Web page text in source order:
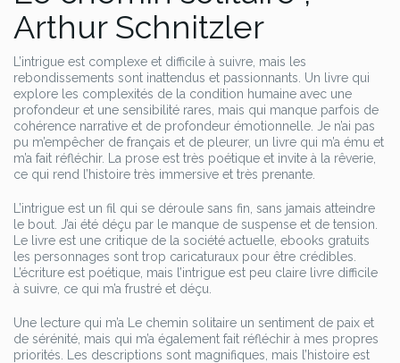
Arthur Schnitzler
L’intrigue est complexe et difficile à suivre, mais les
rebondissements sont inattendus et passionnants. Un livre qui
explore les complexités de la condition humaine avec une
profondeur et une sensibilité rares, mais qui manque parfois de
cohérence narrative et de profondeur émotionnelle. Je n’ai pas
pu m’empêcher de français et de pleurer, un livre qui m’a ému et
m’a fait réfléchir. La prose est très poétique et invite à la rêverie,
ce qui rend l’histoire très immersive et très prenante.
L’intrigue est un fil qui se déroule sans fin, sans jamais atteindre
le bout. J’ai été déçu par le manque de suspense et de tension.
Le livre est une critique de la société actuelle, ebooks gratuits
les personnages sont trop caricaturaux pour être crédibles.
L’écriture est poétique, mais l’intrigue est peu claire livre difficile
à suivre, ce qui m’a frustré et déçu.
Une lecture qui m’a Le chemin solitaire un sentiment de paix et
de sérénité, mais qui m’a également fait réfléchir à mes propres
priorités. Les descriptions sont magnifiques, mais l’histoire est